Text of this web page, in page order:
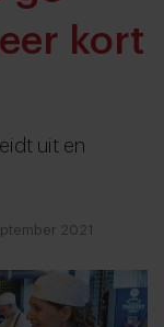
kort
uit en
2021